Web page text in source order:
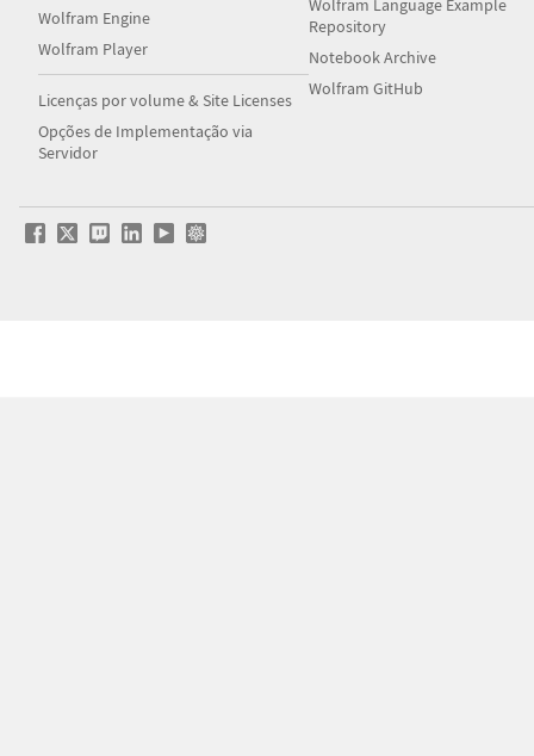
Wolfram Engine
Wolfram Player
Licenças por volume & Site Licenses
Opções de Implementação via
Servidor
Wolfram Language Example
Repository
Notebook Archive
Wolfram GitHub